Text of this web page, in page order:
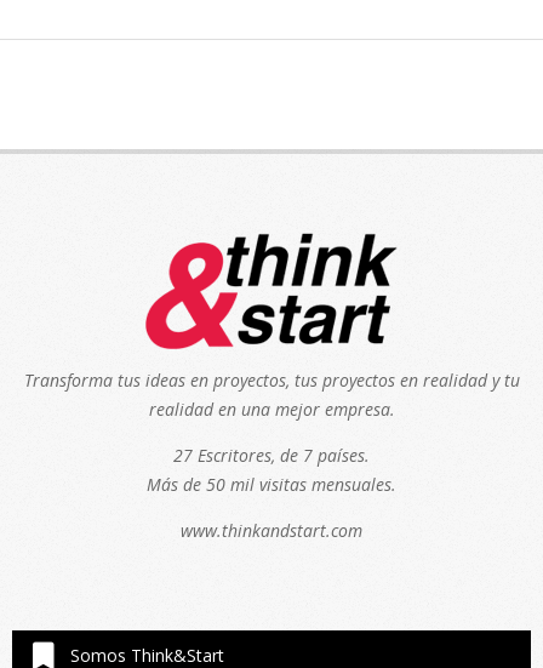
Transforma tus ideas en proyectos, tus proyectos en realidad y tu
realidad en una mejor empresa.
27 Escritores, de 7 países.
Más de 50 mil visitas mensuales.
www.thinkandstart.com
Somos Think&Start